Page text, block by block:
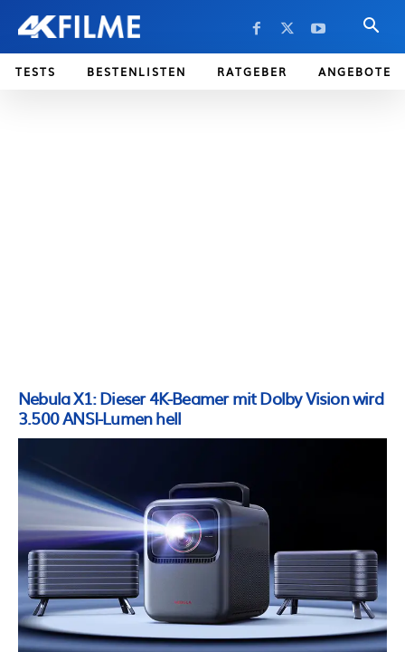
TESTS BESTENLISTEN RATGEBER ANGEBOTE
Nebula X1: Dieser 4K-Beamer mit Dolby Vision wird
3.500 ANSI-Lumen hell